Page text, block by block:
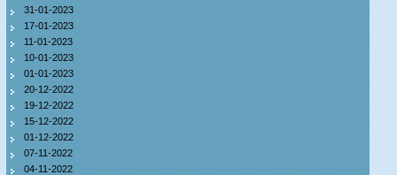
31-01-2023
17-01-2023
11-01-2023
10-01-2023
01-01-2023
20-12-2022
19-12-2022
15-12-2022
01-12-2022
07-11-2022
04-11-2022